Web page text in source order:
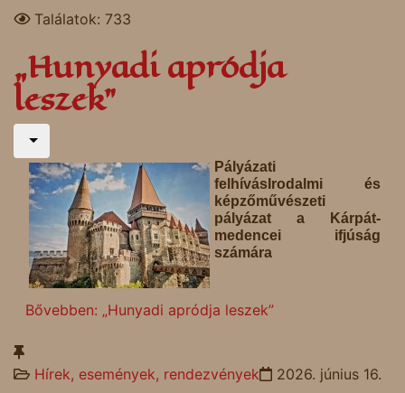
Találatok: 733
„Hunyadi apródja
leszek”
Pályázati
felhívásIrodalmi és
képzőművészeti
pályázat a Kárpát-
medencei ifjúság
számára
Bővebben: „Hunyadi apródja leszek”
Hírek, események, rendezvények
2026. június 16.